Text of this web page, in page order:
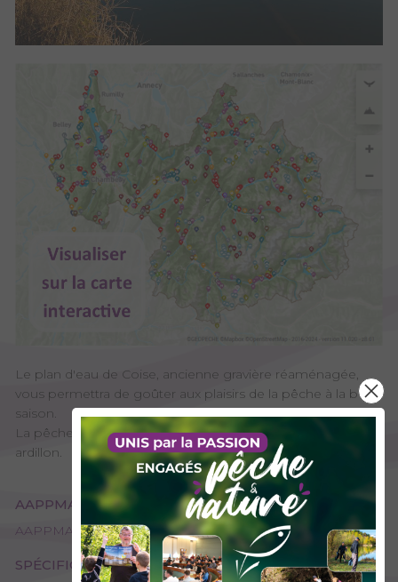
Le plan d'eau de Coise, ancienne gravière réaménagée,
vous permettra de goûter aux plaisirs de la pêche à la belle
saison.
La pêche à la carpe est en no-kill avec 1 seul hameçon sans
ardillon.
AAPPMA GESTIONNAIRE
AAPPMA de Chambéry - Les Pêcheurs Chambériens
SPÉCIFICITÉS